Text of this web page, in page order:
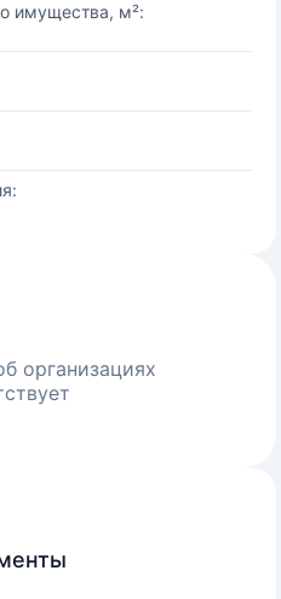
имущества, м²:
организациях